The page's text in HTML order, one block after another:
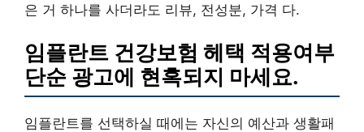
은 거 하나를 사더라도 리뷰, 전성분, 가격 다.
임플란트 건강보험 헤택 적용여부
단순 광고에 현혹되지 마세요.
임플란트를 선택하실 때에는 자신의 예산과 생활패